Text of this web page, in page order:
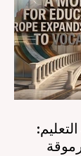
المتخصصين
ثورة
الأتمتة
وقتاً
بعصر